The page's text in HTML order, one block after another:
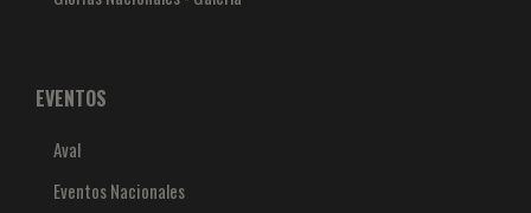
EVENTOS
Aval
Eventos Nacionales